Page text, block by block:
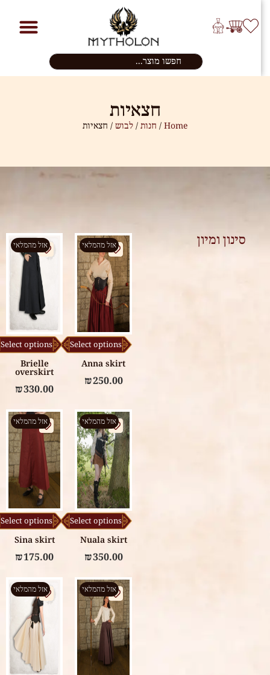
חצאיות
Home
/חנות/לבוש/ חצאיות
סינון ומיון אזל מהמלאי
Select options
Anna skirt
₪250.00
אזל מהמלאי
Select options
Brielle
overskirt
₪330.00
אזל מהמלאי
Select options
Nuala skirt
₪350.00
אזל מהמלאי
Select options
Sina skirt
₪175.00
אזל מהמלאי אזל מהמלאי